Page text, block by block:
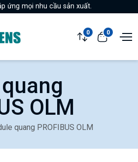
ứng mọi nhu cầu sản xuất.
0 0
OLM
quang PROFIBUS OLM